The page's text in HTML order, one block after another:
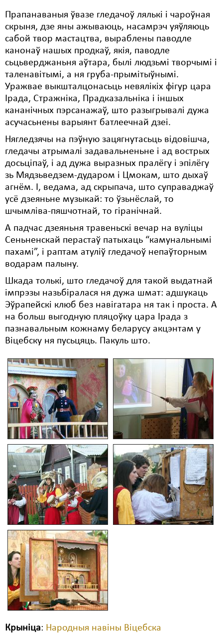
Прапанаваныя ўвазе гледачоў лялькі і чароўная
скрыня, дзе яны ажываюць, насамрэч уяўляюць
сабой твор мастацтва, выраблены паводле
канонаў нашых продкаў, якія, паводле
сьцьверджаньня аўтара, былі людзьмі творчымі і
таленавітымі, а ня груба-прымітыўнымі.
Уражвае выкшталцонасьць невялікіх фігур цара
Ірада, Стражніка, Прадказальніка і іншых
кананічных пэрсанажаў, што разыгрывалі дужа
асучасьнены варыянт батлеечнай дзеі.
Нягледзячы на пэўную зацягнутасьць відовішча,
гледачы атрымалі задавальненьне і ад вострых
досьціпаў, і ад дужа выразных пралёгу і эпілёгу
зь Мядзьведзем-дударом і Цмокам, што дыхаў
агнём. І, ведама, ад скрыпача, што суправаджаў
усё дзеяньне музыкай: то ўзьнёслай, то
шчымліва-пяшчотнай, то гіранічнай.
А падчас дзеяньня травеньскі вечар на вуліцы
Сеньненскай перастаў патыхаць “камунальнымі
пахамі”, і раптам атуліў гледачоў непаўторным
водарам палыну.
Шкада толькі, што гледачоў для такой выдатнай
імпрэзы назьбіралася ня дужа шмат: адшукаць
Эўрапейскі клюб без навігатара ня так і проста. А
на больш выгодную пляцоўку цара Ірада з
пазнавальным кожнаму беларусу акцэнтам у
Віцебску ня пусьцяць. Пакуль што.
Крыніца: Народныя навіны Віцебска
Свабода сумленьня
Суд
Сьмяротнае пакараньне
Экалёгія
Правы працоўных
Сацыяльныя правы